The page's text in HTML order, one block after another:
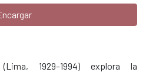
1929–1994) explora la